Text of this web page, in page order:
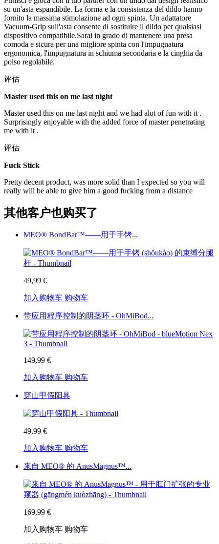
su un'asta espandibile. La forma e la consistenza del dildo hanno
fornito la massima stimolazione ad ogni spinta. Un adattatore
Vacuum-Grip sull'asta consente di sostituire il dildo per qualsiasi
dispositivo compatibile.Sarai in grado di mantenere una presa
comoda e sicura per una migliore spinta con l'impugnatura
ergonomica, l'impugnatura in schiuma secondaria e la cinghia da
polso regolabile.
评估
Master used this on me last night
Master used this on me last night and we had alot of fun with it .
Surprisingly enjoyable with the added force of master penetrating
me with it .
评估
Fuck Stick
Pretty decent product, was more solid than I expected so you will
really will be able to give him a good fucking from a distance
其他客户也购买了
MEO® BondBar™——用于手铐...
49,99 €
加入购物车 购物车
带应用程序控制的阴茎环 - OhMiBod...
149,99 €
加入购物车 购物车
穿山甲假阳具
49,99 €
加入购物车 购物车
来自 MEO® 的 AnusMagnus™...
169,99 €
加入购物车 购物车